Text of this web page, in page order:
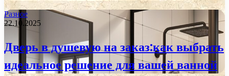
Разное
22.10.2025
Дверь в душевую на заказ:как выбрать
идеальное решение для вашей ванной